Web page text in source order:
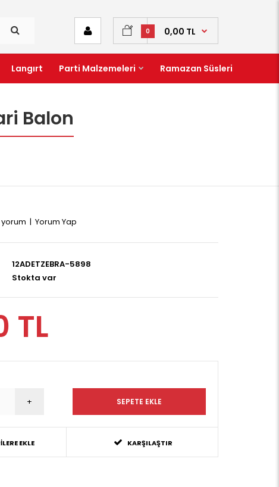
0 0,00 TL
Langırt Parti Malzemeleri Ramazan Süsleri
Balon
| Yorum Yap
12ADETZEBRA-5898
Stokta var
TL
EKLE KARŞILAŞTIR